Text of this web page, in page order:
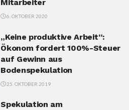
Mitarbeiter
6. OKTOBER 2020
„Keine produktive Arbeit“:
Ökonom fordert 100%-Steuer
auf Gewinn aus
Bodenspekulation
25. OKTOBER 2019
Spekulation am